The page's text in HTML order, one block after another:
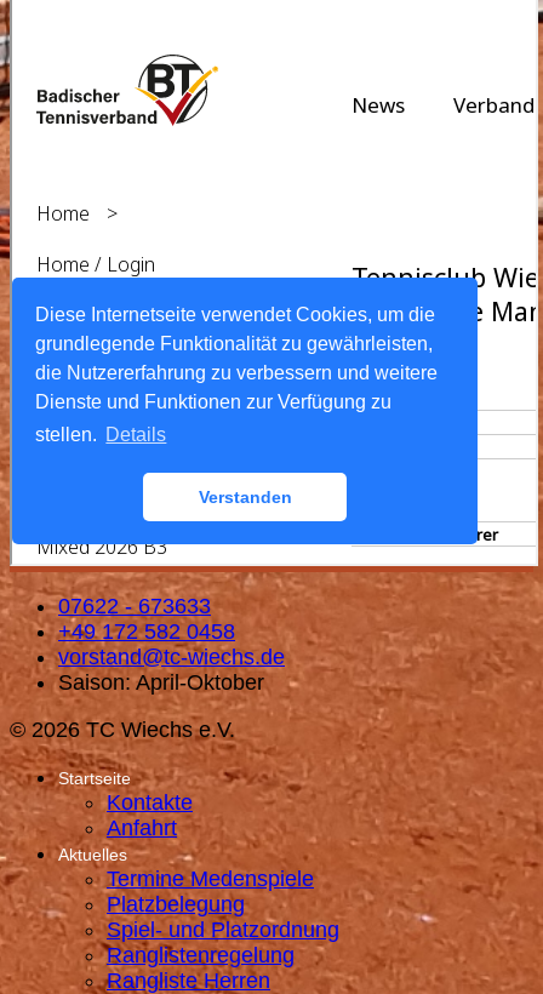
07622 - 673633
+49 172 582 0458
vorstand@tc-wiechs.de
Saison: April-Oktober
© 2026 TC Wiechs e.V.
Startseite
Kontakte
Anfahrt
Aktuelles
Termine Medenspiele
Platzbelegung
Spiel- und Platzordnung
Ranglistenregelung
Rangliste Herren